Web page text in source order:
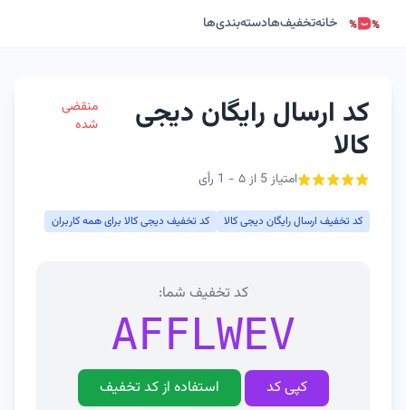
خانهتخفیف‌هادسته‌بندی‌ها
کد ارسال رایگان دیجی
کالا
امتیاز 5 از ۵ - 1 رأی
منقضی
شده
کد تخفیف ارسال رایگان دیجی کالا کد تخفیف دیجی کالا برای همه کاربران
کد تخفیف شما:
AFFLWEV
کپی کد استفاده از کد تخفیف